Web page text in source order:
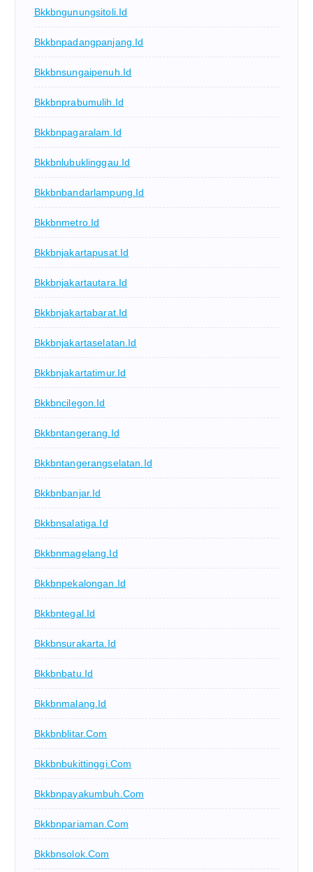
Bkkbngunungsitoli.id
Bkkbnpadangpanjang.id
Bkkbnsungaipenuh.id
Bkkbnprabumulih.id
Bkkbnpagaralam.id
Bkkbnlubuklinggau.id
Bkkbnbandarlampung.id
Bkkbnmetro.id
Bkkbnjakartapusat.id
Bkkbnjakartautara.id
Bkkbnjakartabarat.id
Bkkbnjakartaselatan.id
Bkkbnjakartatimur.id
Bkkbncilegon.id
Bkkbntangerang.id
Bkkbntangerangselatan.id
Bkkbnbanjar.id
Bkkbnsalatiga.id
Bkkbnmagelang.id
Bkkbnpekalongan.id
Bkkbntegal.id
Bkkbnsurakarta.id
Bkkbnbatu.id
Bkkbnmalang.id
Bkkbnblitar.com
Bkkbnbukittinggi.com
Bkkbnpayakumbuh.com
Bkkbnpariaman.com
Bkkbnsolok.com